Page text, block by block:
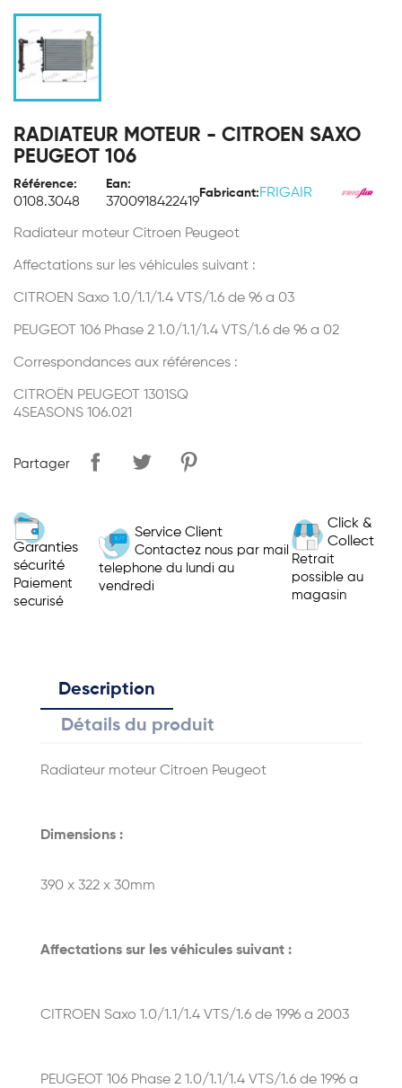
RADIATEUR MOTEUR - CITROEN SAXO
PEUGEOT 106
Référence:
0108.3048
Ean:
3700918422419
Fabricant: FRIGAIR
Radiateur moteur Citroen Peugeot
Affectations sur les véhicules suivant :
CITROEN Saxo 1.0/1.1/1.4 VTS/1.6 de 96 a 03
PEUGEOT 106 Phase 2 1.0/1.1/1.4 VTS/1.6 de 96 a 02
Correspondances aux références :
CITROËN PEUGEOT 1301SQ
4SEASONS 106.021
Partager
Garanties
sécurité
Paiement
securisé
Service Client
Contactez nous par mail
telephone du lundi au
vendredi
Click &
Collect
Retrait
possible au
magasin
Description
Détails du produit
Radiateur moteur Citroen Peugeot
Dimensions :
390 x 322 x 30mm
Affectations sur les véhicules suivant :
CITROEN Saxo 1.0/1.1/1.4 VTS/1.6 de 1996 a 2003
PEUGEOT 106 Phase 2 1.0/1.1/1.4 VTS/1.6 de 1996 a